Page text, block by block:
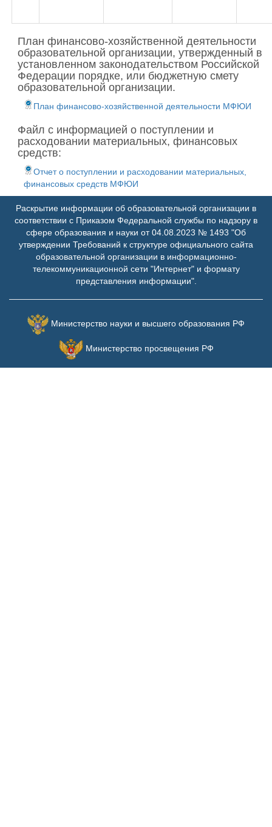
План финансово-хозяйственной деятельности
образовательной организации, утвержденный в
установленном законодательством Российской
Федерации порядке, или бюджетную смету
образовательной организации.
План финансово-хозяйственной деятельности МФЮИ
Файл с информацией о поступлении и
расходовании материальных, финансовых
средств:
Отчет о поступлении и расходовании материальных,
финансовых средств МФЮИ
Раскрытие информации об образовательной организации в
соответствии с Приказом Федеральной службы по надзору в
сфере образования и науки от 04.08.2023 № 1493 "Об
утверждении Требований к структуре официального сайта
образовательной организации в информационно-
телекоммуникационной сети "Интернет" и формату
представления информации".
Министерство науки и высшего образования РФ
Министерство просвещения РФ